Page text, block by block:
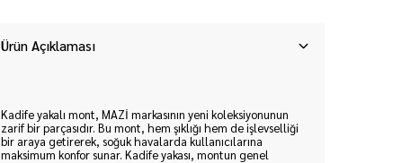
Ürün Açıklaması
Kadife yakalı mont, MAZİ markasının yeni koleksiyonunun
zarif bir parçasıdır. Bu mont, hem şıklığı hem de işlevselliği
bir araya getirerek, soğuk havalarda kullanıcılarına
maksimum konfor sunar. Kadife yakası, montun genel